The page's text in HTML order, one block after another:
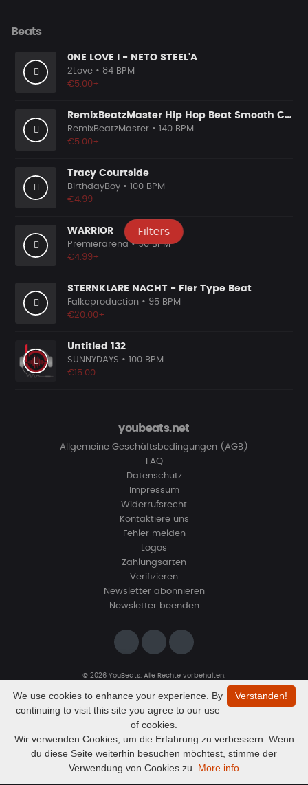
PLATONBEATZ
Filters
Beats
0NE LOVE I - NETO STEEL'A
2Love • 84 BPM
€5.00+
RemixBeatzMaster Hip Hop Beat Smooth Chill with Hook Part
RemixBeatzMaster • 140 BPM
€5.00+
Tracy Courtside
BirthdayBoy • 100 BPM
€4.99
WARRIOR
Premierarena • 90 BPM
€4.99+
STERNKLARE NACHT - Fler Type Beat
Falkeproduction • 95 BPM
€20.00+
Untitled 132
SUNNYDAYS • 100 BPM
€15.00
youbeats.net
Allgemeine Geschäftsbedingungen (AGB)
FAQ
Datenschutz
Impressum
Widerrufsrecht
Kontaktiere uns
Fehler melden
Logos
Zahlungsarten
Verifizieren
Newsletter abonnieren
Newsletter beenden
© 2026 YouBeats. Alle Rechte vorbehalten.
Verstanden!
We use cookies to enhance your experience. By
continuing to visit this site you agree to our use
of cookies.
Wir verwenden Cookies, um die Erfahrung zu verbessern. Wenn
du diese Seite weiterhin besuchen möchtest, stimme der
Verwendung von Cookies zu. More info